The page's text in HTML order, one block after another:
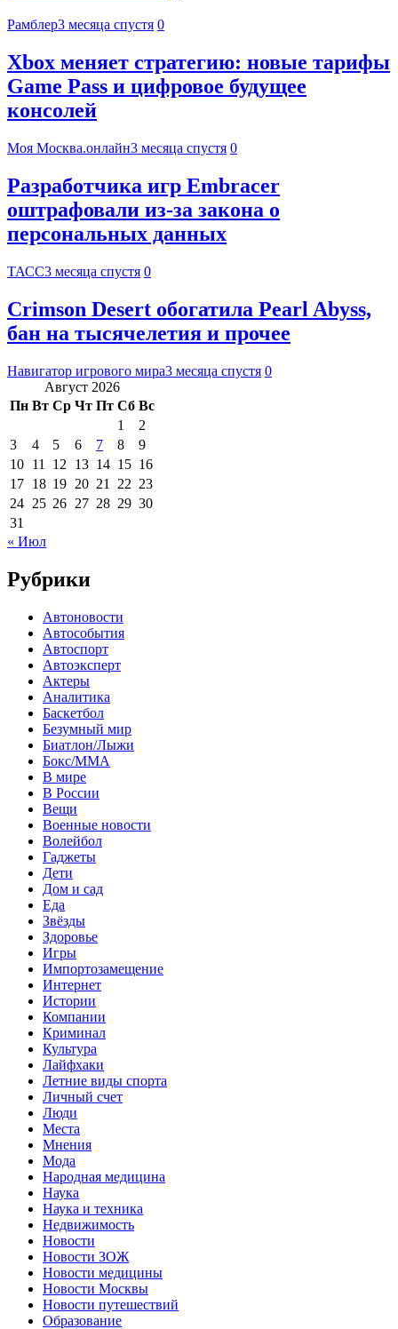
Рамблер3 месяца спустя 0
Xbox меняет стратегию: новые тарифы
Game Pass и цифровое будущее
консолей
Моя Москва.онлайн3 месяца спустя 0
Разработчика игр Embracer
оштрафовали из-за закона о
персональных данных
ТАСС3 месяца спустя 0
Crimson Desert обогатила Pearl Abyss,
бан на тысячелетия и прочее
Навигатор игрового мира3 месяца спустя 0
Август 2026
Пн Вт Ср Чт Пт Сб Вс
1
2
3
4 5 6 7 8
9
10 11 12 13 14 15 16
17 18 19 20 21 22 23
24 25 26 27 28 29 30
31
« Июл
Рубрики
Автоновости
Автособытия
Автоспорт
Автоэксперт
Актеры
Аналитика
Баскетбол
Безумный мир
Биатлон/Лыжи
Бокс/MMA
В мире
В России
Вещи
Военные новости
Волейбол
Гаджеты
Дети
Дом и сад
Еда
Звёзды
Здоровье
Игры
Импортозамещение
Интернет
Истории
Компании
Криминал
Культура
Лайфхаки
Летние виды спорта
Личный счет
Люди
Места
Мнения
Мода
Народная медицина
Наука
Наука и техника
Недвижимость
Новости
Новости ЗОЖ
Новости медицины
Новости Москвы
Новости путешествий
Образование